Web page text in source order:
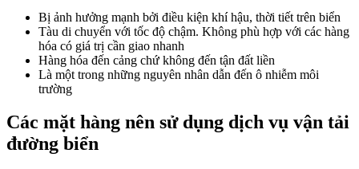
Bị ảnh hưởng mạnh bởi điều kiện khí hậu, thời tiết trên biển
Tàu di chuyển với tốc độ chậm. Không phù hợp với các hàng
hóa có giá trị cần giao nhanh
Hàng hóa đến cảng chứ không đến tận đất liền
Là một trong những nguyên nhân dẫn đến ô nhiễm môi
trường
Các mặt hàng nên sử dụng dịch vụ vận tải
đường biển